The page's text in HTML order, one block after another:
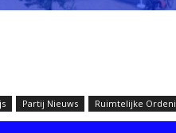
Partij Nieuws Ruimtelijke